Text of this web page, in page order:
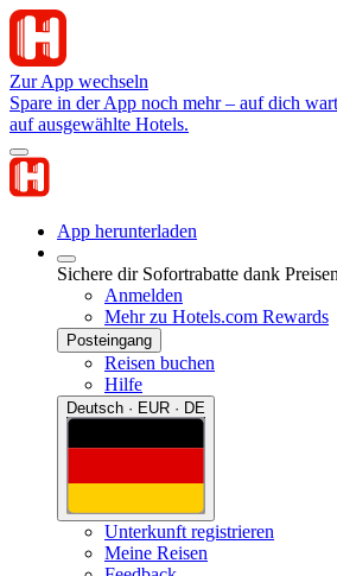
Zur App wechseln
Spare in der App noch mehr – auf dich
auf ausgewählte Hotels.
App herunterladen
Sichere dir Sofortrabatte dank
Anmelden
Mehr zu Hotels.com Rewards
Posteingang
Reisen buchen
Hilfe
Deutsch · EUR · DE
Unterkunft registrieren
Meine Reisen